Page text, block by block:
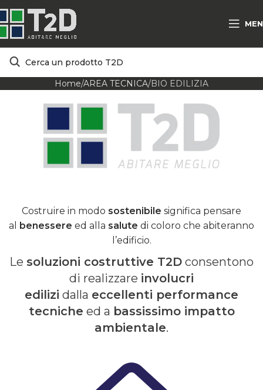
Home AREA TECNICA BIO EDILIZIA
Costruire in modo sostenibile significa pensare
al benessere ed alla salute di coloro che abiteranno
l’edificio.
Le soluzioni costruttive T2D consentono
di realizzare involucri
edilizi dalla eccellenti performance
tecniche ed a bassissimo impatto
ambientale.